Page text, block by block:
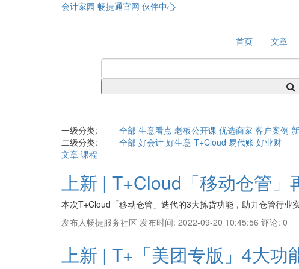
会计家园 畅捷通官网 伙伴中心
首页 文章
一级分类: 全部 生意看点 老板公开课 优选商家 客户案例
二级分类:
全部 好会计 好生意 T+Cloud 易代账 好业财
文章 课程
上新 | T+Cloud「移动仓管」
本次T+Cloud「移动仓管」迭代的3大拣货功能，助力仓管行业
发布人畅捷服务社区 发布时间: 2022-09-20 10:45:56 评论: 0
上新 | T+「美团专版」4大功